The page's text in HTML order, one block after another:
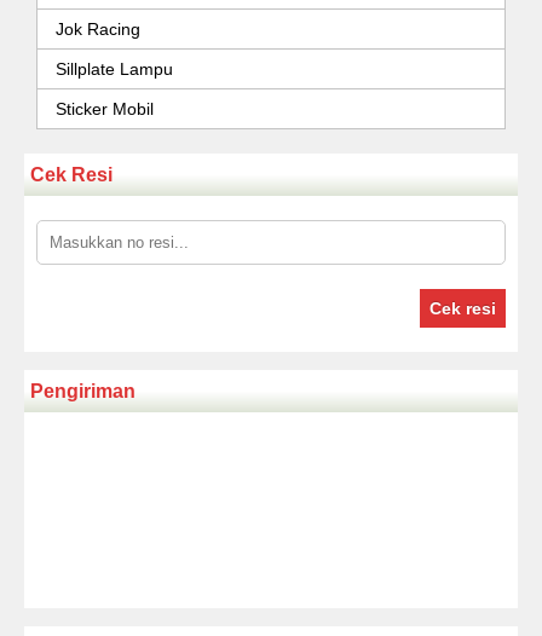
Jok Racing
Sillplate Lampu
Sticker Mobil
Cek Resi
Cek resi
Pengiriman